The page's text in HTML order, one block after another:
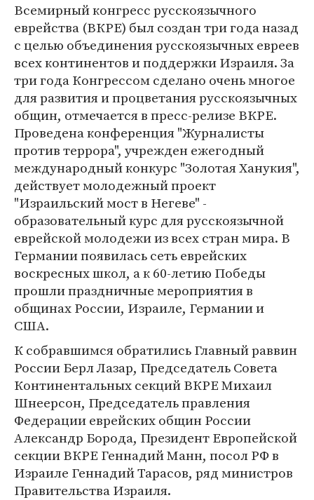
Всемирный конгресс русскоязычного
еврейства (ВКРЕ) был создан три года назад
с целью объединения русскоязычных евреев
всех континентов и поддержки Израиля. За
три года Конгрессом сделано очень многое
для развития и процветания русскоязычных
общин, отмечается в пресс-релизе ВКРЕ.
Проведена конференция "Журналисты
против террора", учрежден ежегодный
международный конкурс "Золотая Ханукия",
действует молодежный проект
"Израильский мост в Негеве" -
образовательный курс для русскоязычной
еврейской молодежи из всех стран мира. В
Германии появилась сеть еврейских
воскресных школ, а к 60-летию Победы
прошли праздничные мероприятия в
общинах России, Израиле, Германии и
США.
К собравшимся обратились Главный раввин
России Берл Лазар, Председатель Совета
Континентальных секций ВКРЕ Михаил
Шнеерсон, Председатель правления
Федерации еврейских общин России
Александр Борода, Президент Европейской
секции ВКРЕ Геннадий Манн, посол РФ в
Израиле Геннадий Тарасов, ряд министров
Правительства Израиля.